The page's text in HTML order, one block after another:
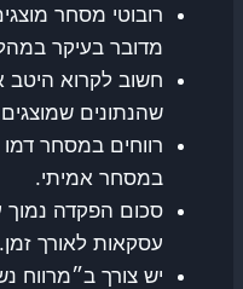
רובוטי מסחר
מדובר בעיקר
חשוב לקרוא היטב
שהנתונים שמוצגים
רווחים במסחר
במסחר אמיתי.
סכום הפקדה נמוך
עסקאות לאורך זמן.
יש צורך ב״מרווח